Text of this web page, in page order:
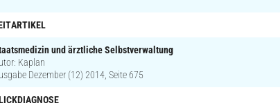
und ärztliche Selbstverwaltung
Kaplan
Dezember (12) 2014, Seite 675